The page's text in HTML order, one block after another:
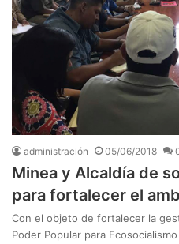
administración 05/06/2018
Minea y Alcaldía de
para fortalecer el
Con el objeto de fortalecer la
Poder Popular para